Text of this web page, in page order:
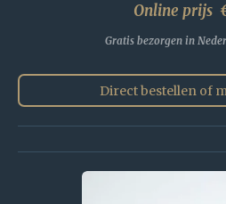
Online prijs
Gratis bezorgen in
Direct bestellen of